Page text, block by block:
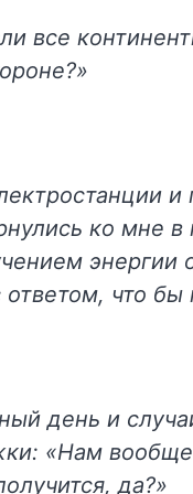
все
ко мне в
энергии
что бы
день и
«Нам
да?»